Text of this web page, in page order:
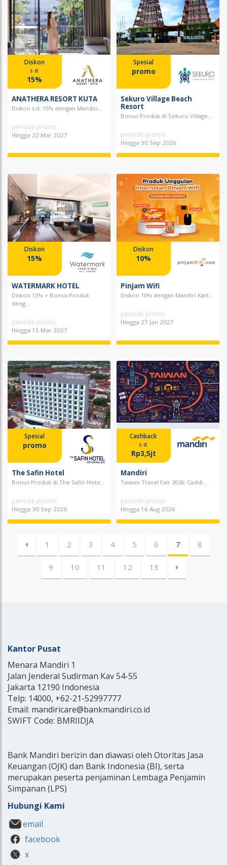
Diskon
s.d.
15%
ANATHERA RESORT KUTA
Diskon s.d. 15% dengan Mandiri...
periode promo
Hingga 22 Mar 2027
Spesial
promo
Sekuro Village Beach
Resort
Bonus Produk di Sekuro Village...
periode promo
Hingga 30 Sep 2026
Diskon
15%
WATERMARK HOTEL
Diskon 15% + Bonus Produk
deng...
periode promo
Hingga 15 Mar 2027
Diskon
10%
Pinjam Wifi
Diskon 10% dengan Mandiri Kart...
periode promo
Hingga 27 Jan 2027
Spesial
promo
The Safin Hotel
Bonus Produk di The Safin Hote...
periode promo
Hingga 30 Sep 2026
Cashback
s.d.
Rp3,5jt
Mandiri
Taiwan Travel Fair 2026: Cashb...
periode promo
Hingga 16 Aug 2026
1 2 3 4 5 6 7 8
9 10 11 12 13
Kantor Pusat
Menara Mandiri 1
Jalan Jenderal Sudirman Kav 54-55
Jakarta 12190 Indonesia
Telp: 14000, +62-21-52997777
Email: mandiricare@bankmandiri.co.id
SWIFT Code: BMRIIDJA
Bank Mandiri berizin dan diawasi oleh Otoritas Jasa
Keuangan (OJK) dan Bank Indonesia (BI), serta
merupakan peserta penjaminan Lembaga Penjamin
Simpanan (LPS)
Hubungi Kami
email
facebook
x